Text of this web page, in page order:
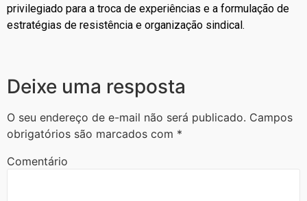
privilegiado para a troca de experiências e a formulação de
estratégias de resistência e organização sindical.
Deixe uma resposta
O seu endereço de e-mail não será publicado. Campos
obrigatórios são marcados com *
Comentário